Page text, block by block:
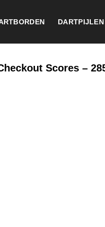
DARTPIJLEN
Scores –